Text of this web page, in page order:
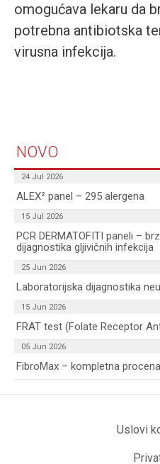
omogućava lekaru da
potrebna antibiotska
virusna infekcija.
NOVO
24 Jul 2026
ALEX² panel – 295 alergena
15 Jul 2026
PCR DERMATOFITI paneli –
dijagnostika gljivičnih infekcija
25 Jun 2026
Laboratorijska dijagnostika
15 Jun 2026
FRAT test (Folate Receptor
05 Jun 2026
FibroMax – kompletna
Uslovi